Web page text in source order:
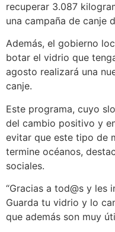
recuperar 3.087
una campaña de canje
Además, el gobierno
botar el vidrio que
agosto realizará una
canje.
Este programa, cuyo
del cambio positivo y
evitar que este tipo de
termine océanos,
sociales.
“Gracias a tod@s y les
Guarda tu vidrio y lo
que además son muy